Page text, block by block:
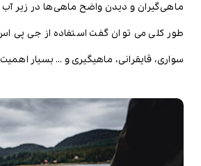
ماهی‌گیران و دیدن واضح ماهی‌ها در زیر آب
طور کلی می توان گفت استفاده از جی پی
سواری، قایقرانی، ماهیگیری و … بسیار اهمیت